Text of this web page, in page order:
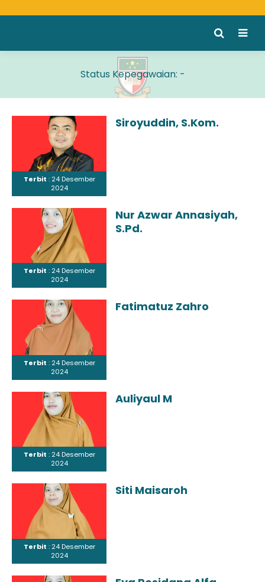
Status Kepegawaian: -
Terbit : 24 Desember
2024
Siroyuddin, S.Kom.
Terbit : 24 Desember
2024
Nur Azwar Annasiyah,
S.Pd.
Terbit : 24 Desember
2024
Fatimatuz Zahro
Terbit : 24 Desember
2024
Auliyaul M
Terbit : 24 Desember
2024
Siti Maisaroh